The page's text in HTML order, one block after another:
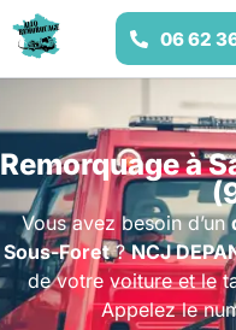
06 62
Remorquage à
Vous avez besoin d’un
Sous-Foret?NCJ
de votre voiture et le
Appelez le